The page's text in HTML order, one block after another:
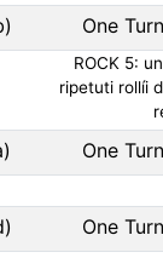
One Turn
ROCK 5:
ripetuti rollíi
One Turn
One Turn